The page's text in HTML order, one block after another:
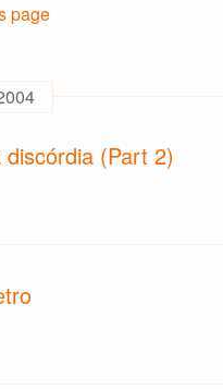
page
discórdia (Part 2)